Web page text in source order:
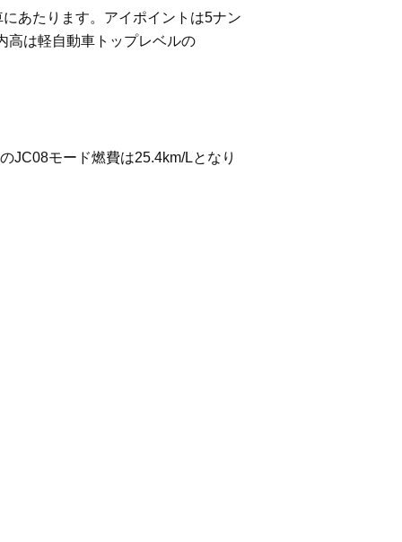
あたります。アイポイントは5ナン
高は軽自動車トップレベルの
JC08モード燃費は25.4km/Lとなり